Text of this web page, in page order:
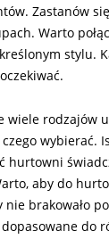
Zastanów
Warto
stylu.
wiele rodzajów
wybierać.
hurtowni
aby do
brakowało
do